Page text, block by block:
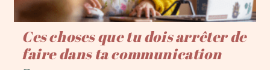
Ces choses que tu dois arrêter de
faire dans ta communication